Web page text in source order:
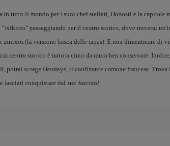
in tutto il mondo per i suoi chef stellati, Donosti è la capitale
"txikiteo" passeggiando per il centro storico, dove troverai
(la versione basca delle tapas). E non dimenticare di
centro storico è tuttora cinto da mura ben conservate.
potrai scorge Hendaye, il confinante comune francese.
lasciati conquistare dal suo fascino!